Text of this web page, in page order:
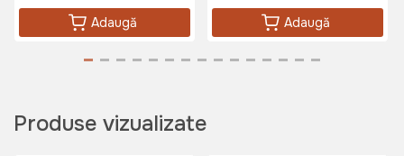
Adaugă Adaugă
Produse vizualizate